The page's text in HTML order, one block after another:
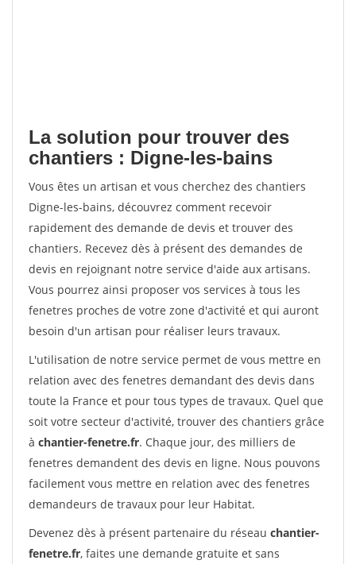
La solution pour trouver des
chantiers : Digne-les-bains
Vous êtes un artisan et vous cherchez des chantiers
Digne-les-bains, découvrez comment recevoir
rapidement des demande de devis et trouver des
chantiers. Recevez dès à présent des demandes de
devis en rejoignant notre service d'aide aux artisans.
Vous pourrez ainsi proposer vos services à tous les
fenetres proches de votre zone d'activité et qui auront
besoin d'un artisan pour réaliser leurs travaux.
L'utilisation de notre service permet de vous mettre en
relation avec des fenetres demandant des devis dans
toute la France et pour tous types de travaux. Quel que
soit votre secteur d'activité, trouver des chantiers grâce
à chantier-fenetre.fr. Chaque jour, des milliers de
fenetres demandent des devis en ligne. Nous pouvons
facilement vous mettre en relation avec des fenetres
demandeurs de travaux pour leur Habitat.
Devenez dès à présent partenaire du réseau chantier-
fenetre.fr, faites une demande gratuite et sans